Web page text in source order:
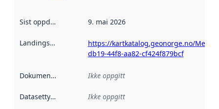
Sist oppdatert 9. mai 2026
Landingsside
https://kartkatalog.geonorge.no/
db19-44f8-aa82-cf424f879bcf
Dokumentasjon Ikke oppgitt
Datasettype Ikke oppgitt